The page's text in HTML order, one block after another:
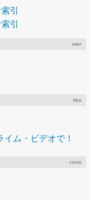
引
引
user
bbs
ム・ビデオで！
cours